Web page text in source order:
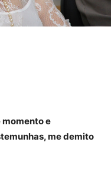
momento e
me demito